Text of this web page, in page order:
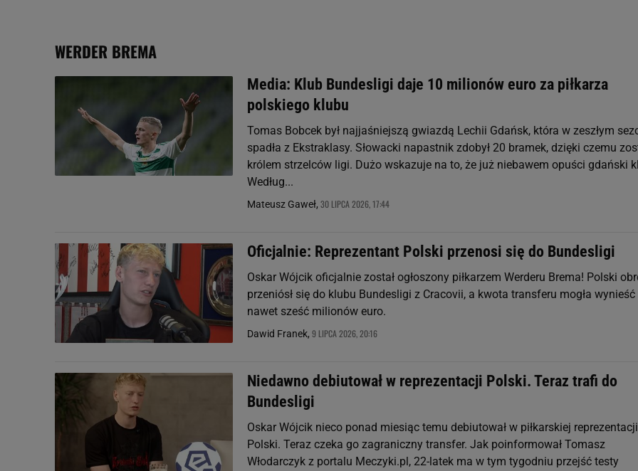
WERDER BREMA
Media: Klub Bundesligi daje 10 milionów euro za piłkarza
polskiego klubu
Tomas Bobcek był najjaśniejszą gwiazdą Lechii Gdańsk, która w zeszłym
spadła z Ekstraklasy. Słowacki napastnik zdobył 20 bramek, dzięki czemu
królem strzelców ligi. Dużo wskazuje na to, że już niebawem opuści gdański
Według...
Mateusz Gaweł, 30 LIPCA 2026, 17:44
Oficjalnie: Reprezentant Polski przenosi się do Bundesligi
Oskar Wójcik oficjalnie został ogłoszony piłkarzem Werderu Brema! Polski
przeniósł się do klubu Bundesligi z Cracovii, a kwota transferu mogła wynieść
nawet sześć milionów euro.
Dawid Franek, 9 LIPCA 2026, 20:16
Niedawno debiutował w reprezentacji Polski. Teraz trafi do
Bundesligi
Oskar Wójcik nieco ponad miesiąc temu debiutował w piłkarskiej reprezentacji
Polski. Teraz czeka go zagraniczny transfer. Jak poinformował Tomasz
Włodarczyk z portalu Meczyki.pl, 22-latek ma w tym tygodniu przejść testy